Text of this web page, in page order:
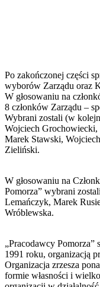
Po zakończonej części
wyborów Zarządu oraz
W głosowaniu na
8 członków Zarządu –
Wybrani zostali (w
Wojciech Grochowiecki,
Marek Stawski,
Zieliński.
W głosowaniu na
Pomorza” wybrani
Lemańczyk, Marek
Wróblewska.
„Pracodawcy Pomorza”
1991 roku, organizacją
Organizacja zrzesza
formie własności i